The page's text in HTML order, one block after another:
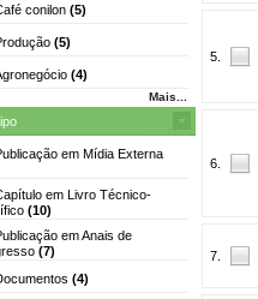
conilon (5)
(5)
(4)
Mais...
em Mídia Externa
em Livro Técnico-
(10)
em Anais de
(7)
(4)
5.
6.
7.